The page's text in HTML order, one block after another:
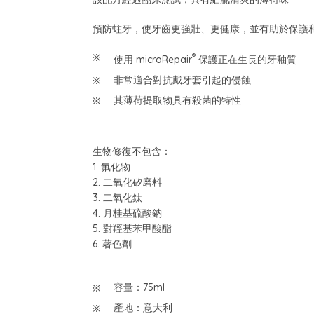
預防蛀牙，使牙齒更強壯、更健康，並有助於保護
使用 microRepair® 保護正在生長的牙釉質
非常適合對抗戴牙套引起的侵蝕
其薄荷提取物具有殺菌的特性
生物修復不包含：
1. 氟化物
2. 二氧化矽磨料
3. 二氧化鈦
4. 月桂基硫酸鈉
5. 對羥基苯甲酸酯
6. 著色劑
容量：75ml
產地：意大利